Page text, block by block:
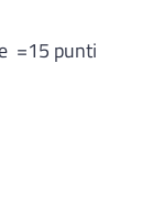
=15 punti